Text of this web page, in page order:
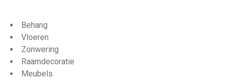
Behang
Vloeren
Zonwering
Raamdecoratie
Meubels